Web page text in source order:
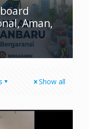
Aman,
Show all